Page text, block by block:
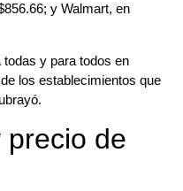
y Walmart, en
todas y para todos en
los establecimientos que
precio de